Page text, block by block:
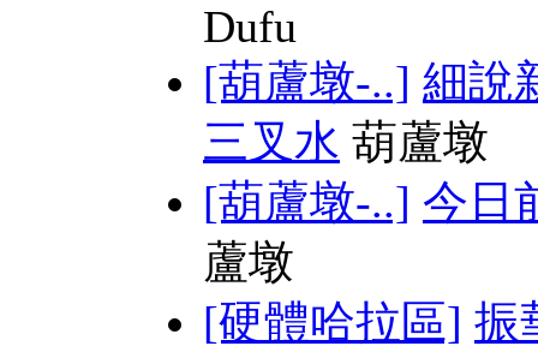
Dufu
[葫蘆墩-..] 細說
三叉水 葫蘆墩
[葫蘆墩-..] 今日
蘆墩
[硬體哈拉區] 振